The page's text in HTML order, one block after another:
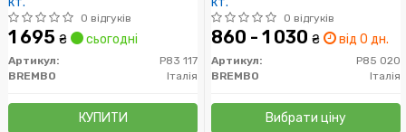
0 відгуків
1 695 ₴ сьогодні
Артикул:
P83 117
BREMBO
Італія
КУПИТИ
0 відгуків
860 - 1 030 ₴ від 0 дн.
Артикул:
P85 020
BREMBO
Італія
Вибрати ціну